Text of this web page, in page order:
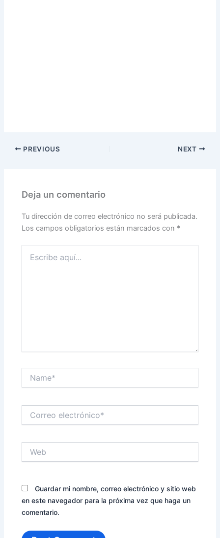
PREVIOUS NEXT
Deja un comentario
Tu dirección de correo electrónico no será publicada.
Los campos obligatorios están marcados con *
aquí...
electrónico*
Guardar mi nombre, correo electrónico y sitio web
en este navegador para la próxima vez que haga un
comentario.